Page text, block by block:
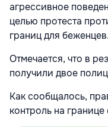
агрессивное
целью протеста
границ для беженцев.
Отмечается, что в
получили двое
Как сообщалось,
контроль на